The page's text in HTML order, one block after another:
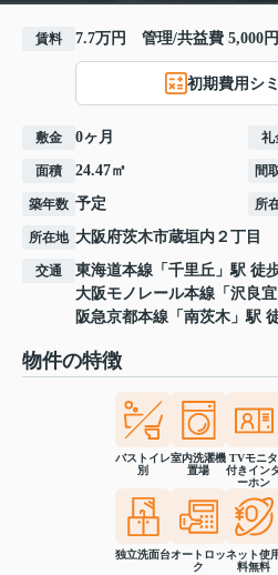
賃料 7.7万円 管理/共益費 5,000円
初期費用シ
敷金 0ヶ月 礼
面積 24.47㎡ 間
築年数 予定 所
所在地 大阪府茨木市蔵垣内 ２丁目
交通 東海道本線 「 千里丘 」駅 徒
大阪モノレール本線 「 沢良宜
阪急京都本線 「 南茨木 」駅
物件の特徴
バストイレ
別
室内洗濯機
置場
TVモニタ
付きイン
ーホン
独立洗面台オートロッ
ク
ネット使
料無料